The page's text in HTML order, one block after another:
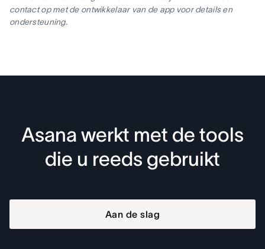
contact op met de ontwikkelaar van de app voor details en
ondersteuning.
Asana werkt met de tools
die u reeds gebruikt
Aan de slag